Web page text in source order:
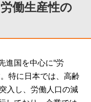
働生産性の
進国を中心に“労
特に日本では、高齢
入し、労働人口の減